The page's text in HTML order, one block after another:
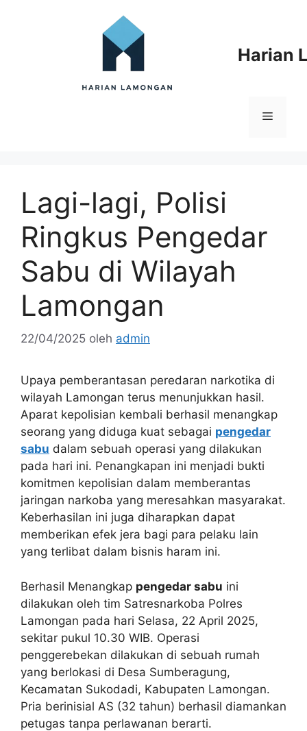
Harian
Menu
Lagi-lagi, Polisi
Ringkus Pengedar
Sabu di Wilayah
Lamongan
22/04/2025 oleh admin
Upaya pemberantasan peredaran narkotika di
wilayah Lamongan terus menunjukkan hasil.
Aparat kepolisian kembali berhasil menangkap
seorang yang diduga kuat sebagai pengedar
sabu dalam sebuah operasi yang dilakukan
pada hari ini. Penangkapan ini menjadi bukti
komitmen kepolisian dalam memberantas
jaringan narkoba yang meresahkan masyarakat.
Keberhasilan ini juga diharapkan dapat
memberikan efek jera bagi para pelaku lain
yang terlibat dalam bisnis haram ini.
Berhasil Menangkap pengedar sabu ini
dilakukan oleh tim Satresnarkoba Polres
Lamongan pada hari Selasa, 22 April 2025,
sekitar pukul 10.30 WIB. Operasi
penggerebekan dilakukan di sebuah rumah
yang berlokasi di Desa Sumberagung,
Kecamatan Sukodadi, Kabupaten Lamongan.
Pria berinisial AS (32 tahun) berhasil diamankan
petugas tanpa perlawanan berarti.